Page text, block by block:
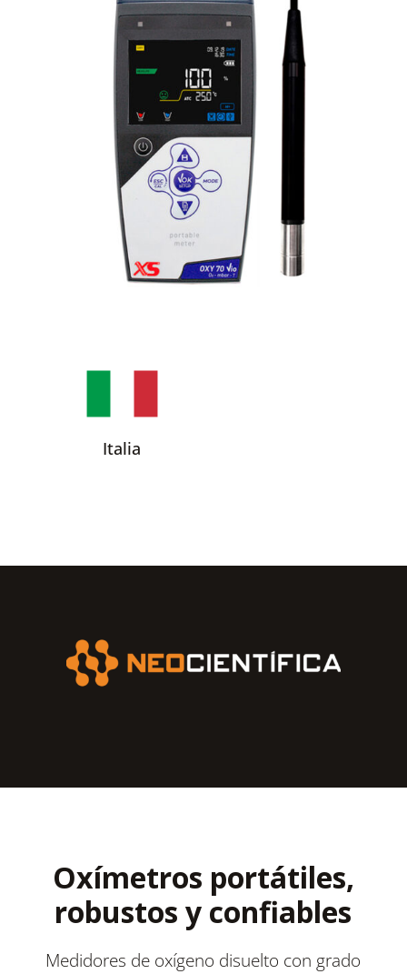
Italia
Oxímetros portátiles,
robustos y confiables
Medidores de oxígeno disuelto con grado